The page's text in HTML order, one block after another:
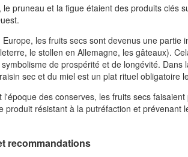
pruneau et la figue étaient des produits clés
les fruits secs sont devenus une partie
le stollen en Allemagne, les gâteaux).
de prospérité et de longévité. Dans
sec et du miel est un plat rituel obligatoire
des conserves, les fruits secs
résistant à la putréfaction et prévenant
recommandations